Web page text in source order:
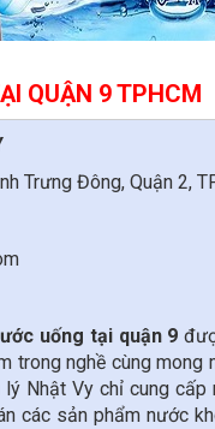
QUẬN 9 TPHCM
Trưng Đông, Quận 2,
uống tại quận 9
trong nghề cùng
Nhật Vy chỉ cung
các sản phẩm nước